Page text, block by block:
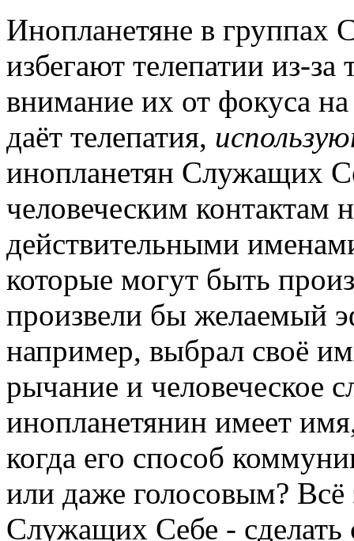
Инопланетяне в группах
избегают телепатии из-за
внимание их от фокуса на
даёт телепатия,
инопланетян Служащих
человеческим контактам
действительными
которые могут быть
произвели бы желаемый
например, выбрал своё
рычание и человеческое
инопланетянин имеет
когда его способ
или даже голосовым? Всё
Служащих Себе - сделать